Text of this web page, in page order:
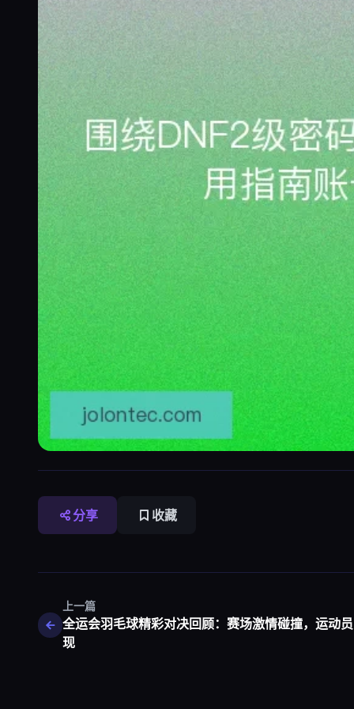
分享 收藏
上一篇
全运会羽毛球精彩对决回顾：赛场激情碰撞，运动
现